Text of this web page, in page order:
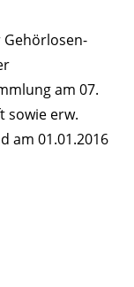
am 07.
sowie erw.
am 01.01.2016